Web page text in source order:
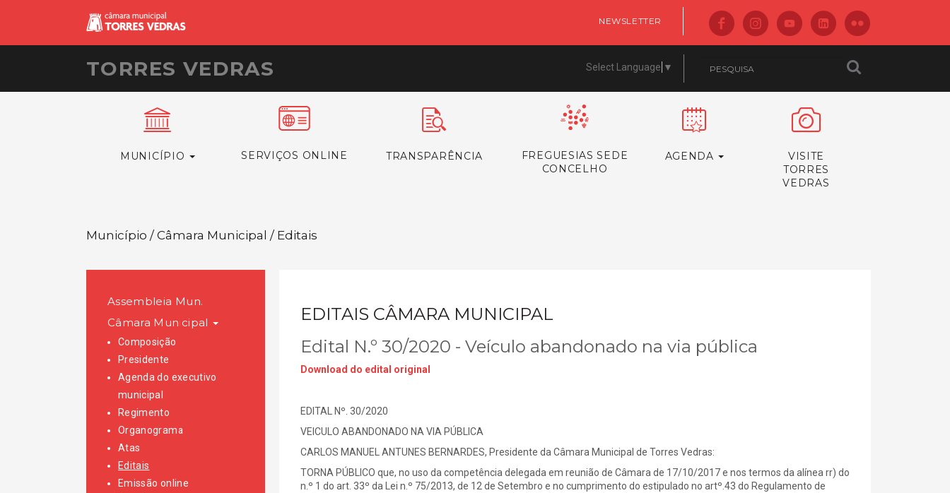
NEWSLETTER
TORRES VEDRAS Select Language ▼
MUNICÍPIO SERVIÇOS ONLINE TRANSPARÊNCIA
FREGUESIAS SEDE
CONCELHO
AGENDA
VISITE
TORRES
VEDRAS
Município / Câmara Municipal / Editais
Assembleia Mun.
Câmara Municipal
Composição
Presidente
Agenda do executivo
municipal
Regimento
Organograma
Atas
Editais
Emissão online
EDITAIS CÂMARA MUNICIPAL
Edital N.º 30/2020 - Veículo abandonado na via pública
Download do edital original
EDITAL Nº. 30/2020
VEICULO ABANDONADO NA VIA PÚBLICA
CARLOS MANUEL ANTUNES BERNARDES, Presidente da Câmara Municipal de Torres Vedras:
TORNA PÚBLICO que, no uso da competência delegada em reunião de Câmara de 17/10/2017 e nos termos da alínea rr) do
n.º 1 do art. 33º da Lei n.º 75/2013, de 12 de Setembro e no cumprimento do estipulado no artº.43 do Regulamento de